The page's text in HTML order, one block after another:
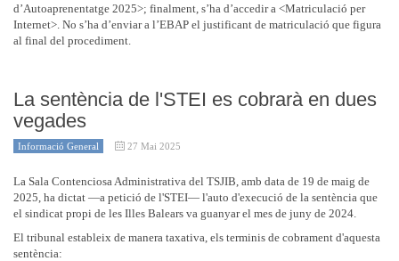
d’Autoaprenentatge 2025>; finalment, s’ha d’accedir a <Matriculació per
Internet>. No s’ha d’enviar a l’EBAP el justificant de matriculació que figura
al final del procediment.
La sentència de l'STEI es cobrarà en dues
vegades
Informació General 27 Mai 2025
La Sala Contenciosa Administrativa del TSJIB, amb data de 19 de maig de
2025, ha dictat —a petició de l'STEI— l'auto d'execució de la sentència que
el sindicat propi de les Illes Balears va guanyar el mes de juny de 2024.
El tribunal estableix de manera taxativa, els terminis de cobrament d'aquesta
sentència: